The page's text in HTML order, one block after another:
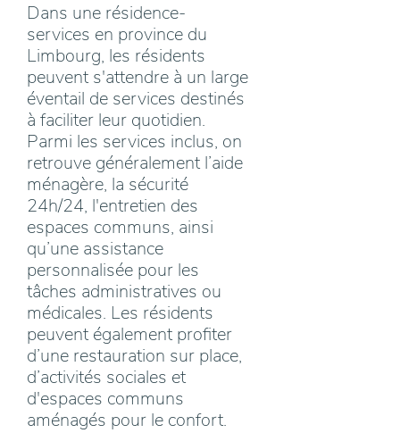
Dans une résidence-
services en province du
Limbourg, les résidents
peuvent s'attendre à un large
éventail de services destinés
à faciliter leur quotidien.
Parmi les services inclus, on
retrouve généralement l’aide
ménagère, la sécurité
24h/24, l'entretien des
espaces communs, ainsi
qu’une assistance
personnalisée pour les
tâches administratives ou
médicales. Les résidents
peuvent également profiter
d’une restauration sur place,
d’activités sociales et
d'espaces communs
aménagés pour le confort.